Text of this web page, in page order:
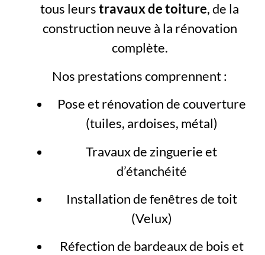
tous leurstravaux de toiture, de la
construction neuve à la rénovation
complète.
Nos prestations comprennent :
Pose et rénovation de couverture
(tuiles, ardoises, métal)
Travaux de zinguerie et
d’étanchéité
Installation de fenêtres de toit
(Velux)
Réfection de bardeaux de bois et